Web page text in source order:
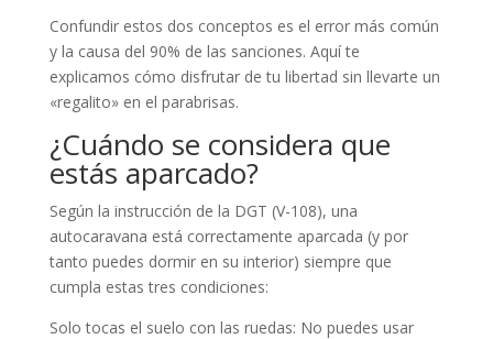
Confundir estos dos conceptos es el error más común
y la causa del 90% de las sanciones. Aquí te
explicamos cómo disfrutar de tu libertad sin llevarte un
«regalito» en el parabrisas.
¿Cuándo se considera que
estás aparcado?
Según la instrucción de la DGT (V-108), una
autocaravana está correctamente aparcada (y por
tanto puedes dormir en su interior) siempre que
cumpla estas tres condiciones:
Solo tocas el suelo con las ruedas: No puedes usar